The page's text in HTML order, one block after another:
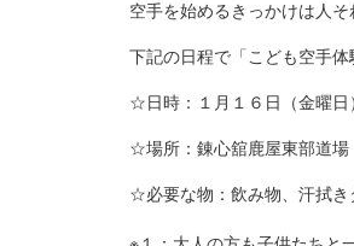
空手を始めるきっかけは人そ
下記の日程で「こども空手体
☆日時：１月１６日（金曜日
☆場所：錬心舘鹿屋東部道場
☆必要な物：飲み物、汗拭き